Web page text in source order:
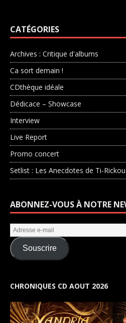
CATÉGORIES
Archives : Critique d'albums
Ca sort demain !
CDthèque idéale
Dédicace – Showcase
Interview
Live Report
Promo concert
Setlist : Les Anecdotes de Ti-Rickou
ABONNEZ-VOUS À NOTRE
Souscrire
CHRONIQUES CD AOUT 2026